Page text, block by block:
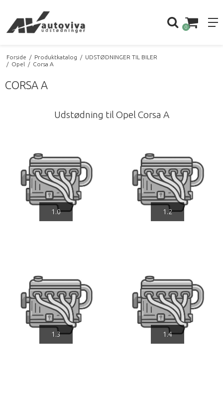
0
Forside / Produktkatalog / UDSTØDNINGER TIL BILER
/ Opel / Corsa A
CORSA A
Udstødning til Opel Corsa A
1.0 1.2
1.3 1.4